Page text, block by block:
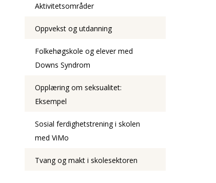
Aktivitetsområder
Oppvekst og utdanning
Folkehøgskole og elever med
Downs Syndrom
Opplæring om seksualitet:
Eksempel
Sosial ferdighetstrening i skolen
med ViMo
Tvang og makt i skolesektoren